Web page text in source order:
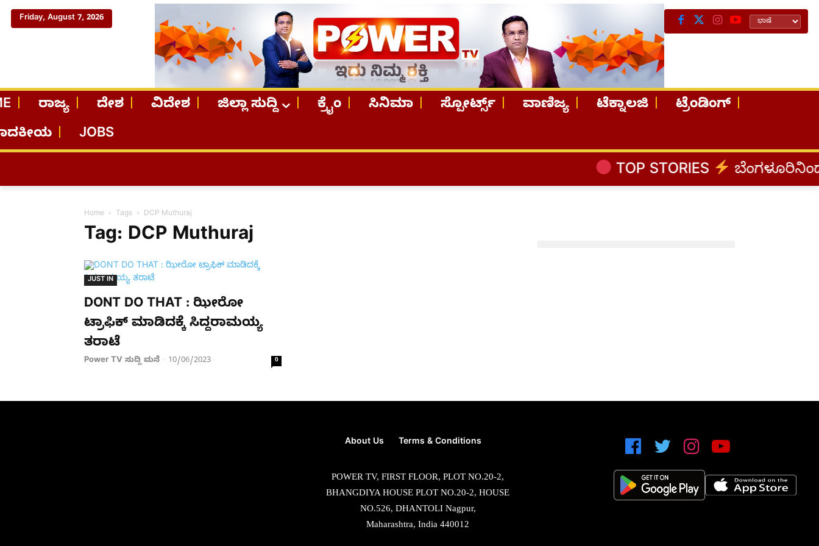
Friday, August 7, 2026
ರಾಜ್ಯ ದೇಶ ವಿದೇಶ ಜಿಲ್ಲಾ ಸುದ್ದಿ ಕ್ರೈಂ ಸಿನಿಮಾ ಸ್ಪೋರ್ಟ್ಸ್ ವಾಣಿಜ್ಯ ಟೆಕ್ನಾಲಜಿ
ಟ್ರೆಂಡಿಂಗ್
JOBS
TOP STORIES ಬೆಂಗಳೂರಿನಿಂದ
Home Tags DCP Muthuraj
Tag: DCP Muthuraj
JUST IN
DONT DO THAT : ಝೀರೋ
ಟ್ರಾಫಿಕ್ ಮಾಡಿದಕ್ಕೆ ಸಿದ್ದರಾಮಯ್ಯ
ತರಾಟೆ
Power TV ಸುದ್ದಿ ಮನೆ - 10/06/2023 0
About Us Terms & Conditions
POWER TV, FIRST FLOOR, PLOT NO.20-2,
BHANGDIYA HOUSE PLOT NO.20-2, HOUSE
NO.526, DHANTOLI Nagpur,
Maharashtra, India 440012